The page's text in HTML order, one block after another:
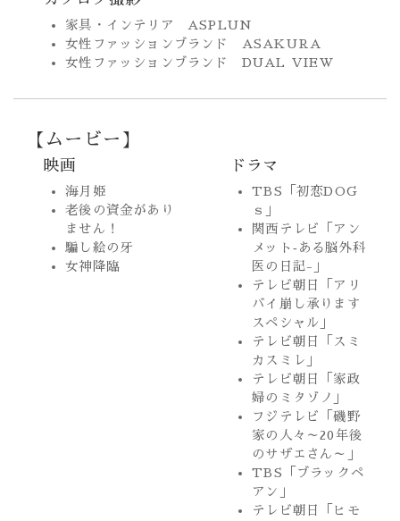
家具・インテリア ASPLUN
女性ファッションブランド ASAKURA
女性ファッションブランド DUAL VIEW
【ムービー】
映画
海月姫
老後の資金があり
ません！
騙し絵の牙
女神降臨
ドラマ
TBS「初恋DOG
ｓ」
関西テレビ「アン
メット‐ある脳外科
医の日記-」
テレビ朝日「アリ
バイ崩し承ります
スペシャル」
テレビ朝日「スミ
カスミレ」
テレビ朝日「家政
婦のミタゾノ」
フジテレビ「磯野
家の人々～20年後
のサザエさん～」
TBS「ブラックペ
アン」
テレビ朝日「ヒモ